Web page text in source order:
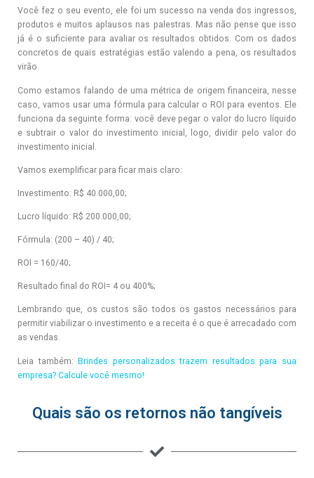
Você fez o seu evento, ele foi um sucesso na venda dos ingressos,
produtos e muitos aplausos nas palestras. Mas não pense que isso
já é o suficiente para avaliar os resultados obtidos. Com os dados
concretos de quais estratégias estão valendo a pena, os resultados
virão.
Como estamos falando de uma métrica de origem financeira, nesse
caso, vamos usar uma fórmula para calcular o ROI para eventos. Ele
funciona da seguinte forma: você deve pegar o valor do lucro líquido
e subtrair o valor do investimento inicial, logo, dividir pelo valor do
investimento inicial.
Vamos exemplificar para ficar mais claro:
Investimento: R$ 40.000,00;
Lucro líquido: R$ 200.000,00;
Fórmula: (200 – 40) / 40;
ROI = 160/40;
Resultado final do ROI= 4 ou 400%;
Lembrando que, os custos são todos os gastos necessários para
permitir viabilizar o investimento e a receita é o que é arrecadado com
as vendas.
Leia também:Brindes personalizados trazem resultados para sua
empresa? Calcule você mesmo!
Quais são os retornos não tangíveis